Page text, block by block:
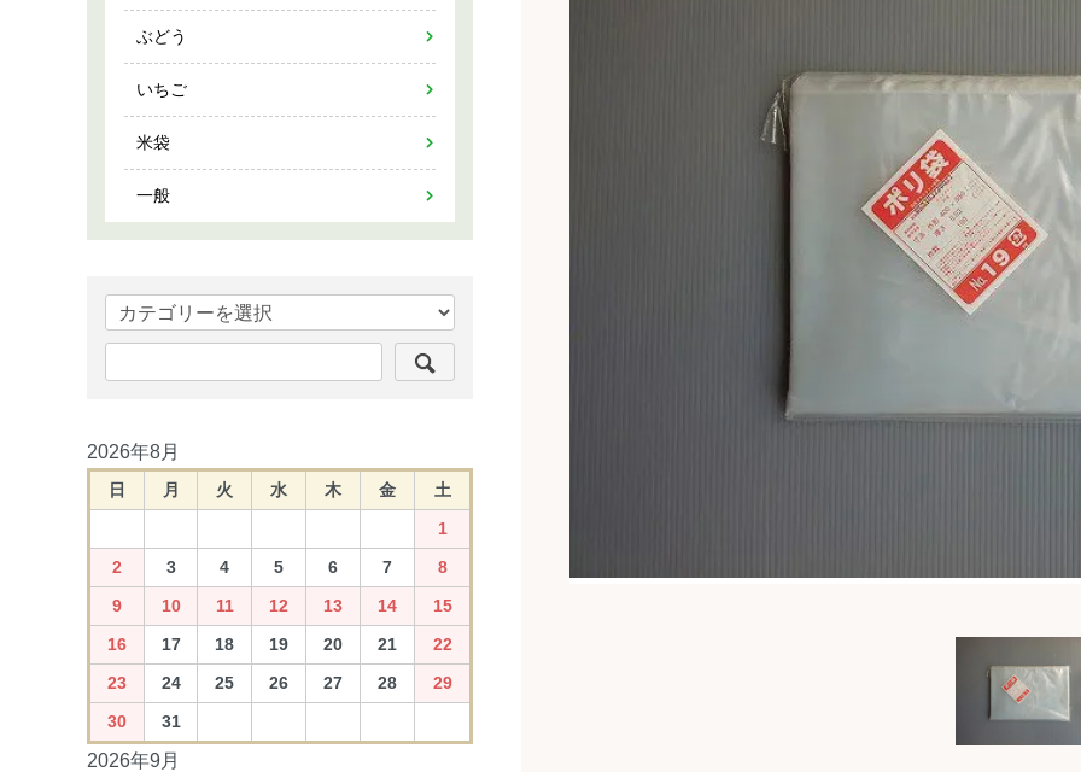
ぶどう
いちご
米袋
一般
2026年8月
日 月 火 水 木 金
土
1
2
3 4 5 6 7
8
9
10 11 12 13 14
15
16
17 18 19 20 21
22
23
24 25 26 27 28
29
30
31
2026年9月